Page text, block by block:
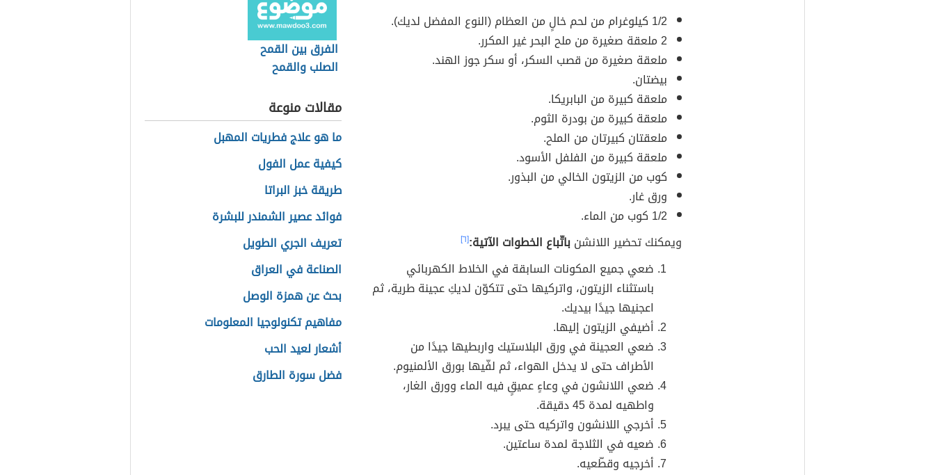
1/2 كيلوغرام من لحم خالٍ من العظام (النوع المفضل لديك).
2 ملعقة صغيرة من ملح البحر غير المكرر.
ملعقة صغيرة من قصب السكر، أو سكر جوز الهند.
بيضتان.
ملعقة كبيرة من البابريكا.
ملعقة كبيرة من بودرة الثوم.
ملعقتان كبيرتان من الملح.
ملعقة كبيرة من الفلفل الأسود.
كوب من الزيتون الخالي من البذور.
ورق غار.
1/2 كوب من الماء.
ويمكنك تحضير اللانشنباتّباع الخطوات الآتية:[٦]
ضعي جميع المكونات السابقة في الخلاط الكهربائي
باستثناء الزيتون، واتركيها حتى تتكوّن لديكِ عجينة طرية، ثم
اعجنيها جيدًا بيديك.
أضيفي الزيتون إليها.
ضعي العجينة في ورق البلاستيك واربطيها جيدًا من
الأطراف حتى لا يدخل الهواء، ثم لفّيها بورق الألمنيوم.
ضعي اللانشون في وعاءٍ عميقٍ فيه الماء وورق الغار،
واطهيه لمدة 45 دقيقة.
أخرجي اللانشون واتركيه حتى يبرد.
ضعيه في الثلاجة لمدة ساعتين.
أخرجيه وقطّعيه.
الفرق بين القمح
الصلب والقمح
مقالات منوعة
ما هو علاج فطريات المهبل
كيفية عمل الفول
طريقة خبز البراتا
فوائد عصير الشمندر للبشرة
تعريف الجري الطويل
الصناعة في العراق
بحث عن همزة الوصل
مفاهيم تكنولوجيا المعلومات
أشعار لعيد الحب
فضل سورة الطارق